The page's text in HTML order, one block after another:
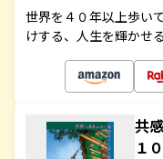
世界を４０年以上歩い
けする、人生を輝かせ
共
１